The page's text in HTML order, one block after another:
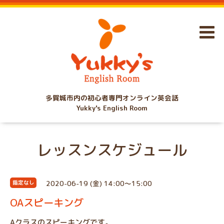
多賀城市内の初心者専門オンライン英会話
Yukky's English Room
レッスンスケジュール
指定なし 2020-06-19 (金) 14:00～15:00
OAスピーキング